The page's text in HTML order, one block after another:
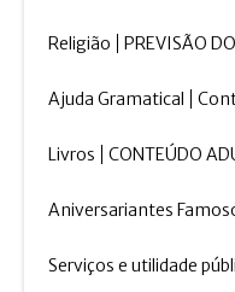
Religião PREVISÃO
Ajuda Gramatical
Livros CONTEÚDO
Aniversariantes
Serviços e utilidade